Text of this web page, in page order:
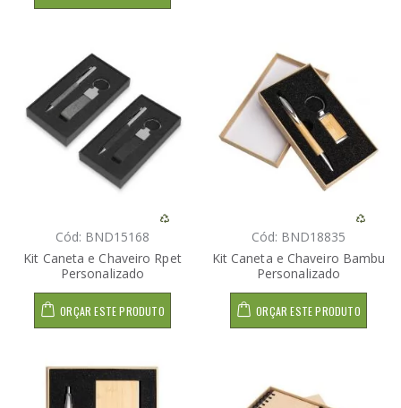
Cód: BND15168
Kit Caneta e Chaveiro Rpet
Personalizado
ORÇAR ESTE PRODUTO
Cód: BND18835
Kit Caneta e Chaveiro Bambu
Personalizado
ORÇAR ESTE PRODUTO